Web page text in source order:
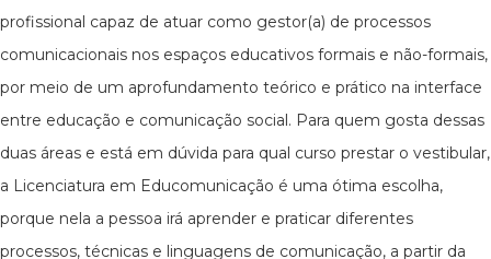
profissional capaz de atuar como gestor(a) de processos
comunicacionais nos espaços educativos formais e não-formais,
por meio de um aprofundamento teórico e prático na interface
entre educação e comunicação social. Para quem gosta dessas
duas áreas e está em dúvida para qual curso prestar o vestibular,
a Licenciatura em Educomunicação é uma ótima escolha,
porque nela a pessoa irá aprender e praticar diferentes
processos, técnicas e linguagens de comunicação, a partir da